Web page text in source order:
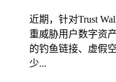
近期，针对Trust
重威胁用户数字资
的钓鱼链接、虚假
少...